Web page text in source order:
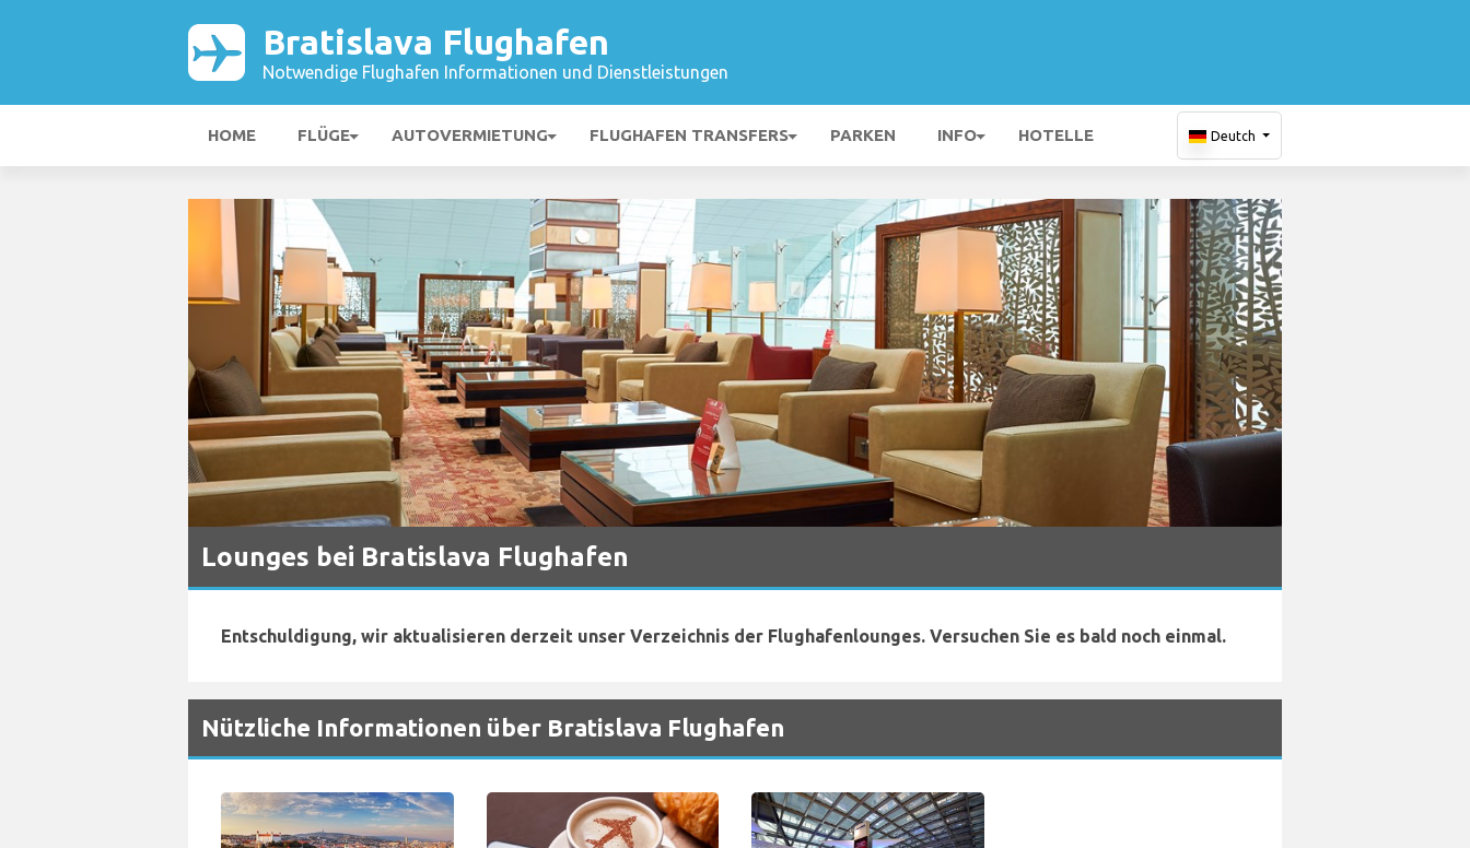
Bratislava Flughafen
Notwendige Flughafen Informationen und Dienstleistungen
HOME FLÜGE AUTOVERMIETUNG FLUGHAFEN TRANSFERS PARKEN INFO HOTELLE Deutch
Lounges bei Bratislava Flughafen
Entschuldigung, wir aktualisieren derzeit unser Verzeichnis der Flughafenlounges. Versuchen Sie es bald noch einmal.
Nützliche Informationen über Bratislava Flughafen